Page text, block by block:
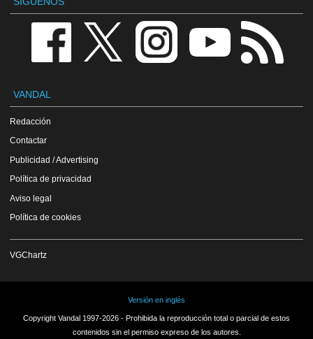
VANDAL
Redacción
Contactar
Publicidad / Advertising
Política de privacidad
Aviso legal
Política de cookies
VGChartz
Versión en inglés
Copyright Vandal 1997-2026 - Prohibida la reproducción total o parcial de estos
contenidos sin el permiso expreso de los autores.